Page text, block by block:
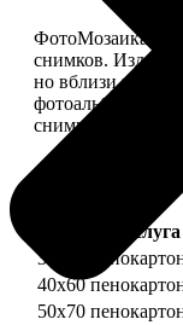
ФотоМозаика –
снимков.
но вблизи
фотоальбом в
снимков.
Форматы
Услуга
30х40
40х60
50х70